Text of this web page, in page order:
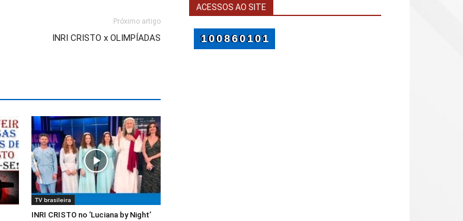
Próximo artigo
INRI CRISTO x OLIMPÍADAS
TV brasileira
INRI CRISTO no ‘Luciana by Night’
ACESSOS AO SITE